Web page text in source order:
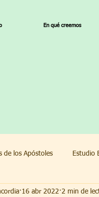
En qué creemos
de los Apóstoles Estudio
Calendario Adviento 2022
16 abr 2022 2 min de